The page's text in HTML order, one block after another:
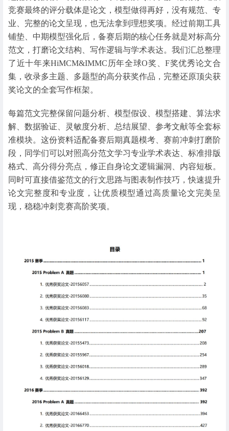
竞赛最终的评分载体是论文，模型做得再好，没有规范、专
业、完整的论文呈现，也无法拿到理想奖项。经过前期工具
铺垫、中期模型强化后，备赛后期的核心任务就是对标高分
范文，打磨论文结构、写作逻辑与学术表达。我们汇总整理
了近十年来HiMCM&IMMC历年全球O奖、F奖优秀论文合
集，收录多主题、多题型的高分获奖作品，完整还原顶尖获
奖论文的全套写作框架。
每篇范文完整保留问题分析、模型假设、模型搭建、算法求
解、数据验证、灵敏度分析、总结展望、参考文献等全套标
准模块。这份资料适配备赛后期真题模考、赛前冲刺打磨阶
段，同学们可以对照高分范文学习专业学术表达、标准排版
格式、高分得分亮点，修正自身论文逻辑漏洞、内容短板。
同时可直接借鉴范文的行文思路与图表制作技巧，快速提升
论文完整度和专业度，让优质模型通过高质量论文完美呈
现，稳稳冲刺竞赛高阶奖项。